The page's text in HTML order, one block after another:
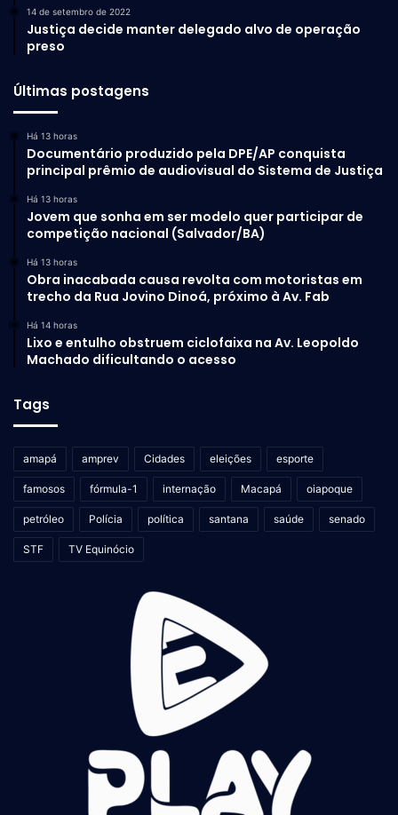
14 de setembro de 2022
Justiça decide manter delegado alvo de operação
preso
Últimas postagens
Há 13 horas
Documentário produzido pela DPE/AP conquista
principal prêmio de audiovisual do Sistema de Justiça
Há 13 horas
Jovem que sonha em ser modelo quer participar de
competição nacional (Salvador/BA)
Há 13 horas
Obra inacabada causa revolta com motoristas em
trecho da Rua Jovino Dinoá, próximo à Av. Fab
Há 14 horas
Lixo e entulho obstruem ciclofaixa na Av. Leopoldo
Machado dificultando o acesso
Tags
amapá amprev Cidades eleições esporte
famosos fórmula-1 internação Macapá oiapoque
petróleo Polícia política santana saúde senado
STF TV Equinócio